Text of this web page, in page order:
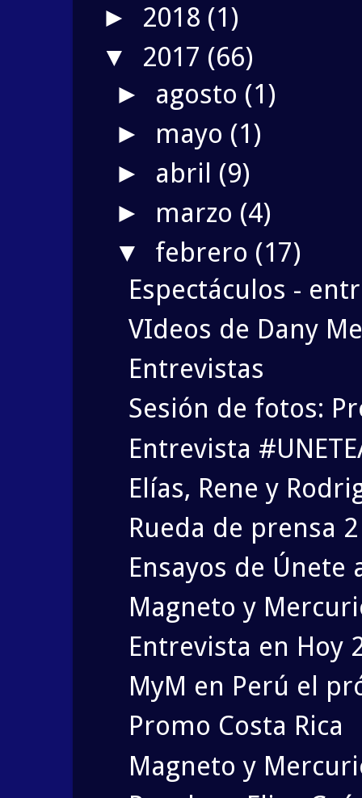
► 2018 (1)
▼ 2017 (66)
► agosto (1)
► mayo (1)
► abril (9)
► marzo (4)
▼ febrero (17)
Espectáculos -
VIdeos de Dany
Entrevistas
Sesión de fotos:
Entrevista
Elías, Rene y
Rueda de prensa
Ensayos de Únete
Magneto y
Entrevista en Hoy
MyM en Perú el
Promo Costa Rica
Magneto y